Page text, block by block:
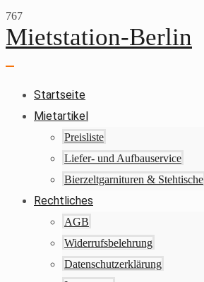
Skip
to
Mietstation-Berlin
Startseite
Mietartikel
Preisliste
Liefer- und Aufbauservice
Bierzeltgarnituren & Stehtische
Rechtliches
AGB
Widerrufsbelehrung
Datenschutzerklärung